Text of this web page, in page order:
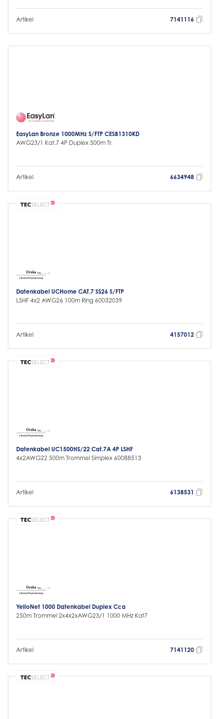
Artikel 7141116
EasyLan Bronze 1000MHz S/FTP CESB1310KD
AWG23/1 Kat.7 4P Duplex 500m Tr.
Artikel 6634948
Datenkabel UCHome CAT.7 SS26 S/FTP
LSHF 4x2 AWG26 100m Ring 60032039
Artikel 4157012
Datenkabel UC1500HS/22 Cat.7A 4P LSHF
4x2AWG22 500m Trommel Simplex 60088513
Artikel 6138531
YelloNet 1000 Datenkabel Duplex Cca
250m Trommel 2x4x2xAWG23/1 1000 MHz Kat7
Artikel 7141120